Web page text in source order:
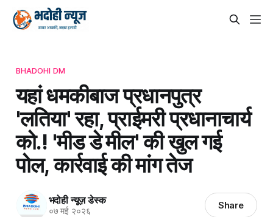
BHADOHI DM
यहां धमकीबाज प्रधानपुत्र
'लतिया' रहा, प्राईमरी प्रधानाचार्य
को.! 'मीड डे मील' की खुल गई
पोल, कार्रवाई की मांग तेज
भदोही न्यूज़ डेस्क
०७ मई २०२६ Share